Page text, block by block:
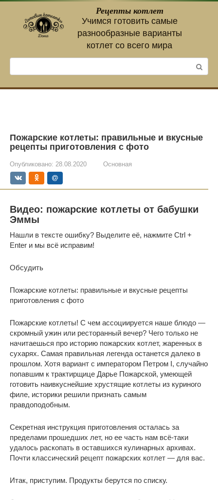
контенту
Рецепты котлет
Учимся готовить самые
разнообразные варианты
котлет со всего мира
Пожарские котлеты: правильные и вкусные
рецепты приготовления с фото
Опубликовано: 28.08.2020 Основная
Видео: пожарские котлеты от бабушки
Эммы
Нашли в тексте ошибку? Выделите её, нажмите Ctrl +
Enter и мы всё исправим!
Обсудить
Пожарские котлеты: правильные и вкусные рецепты
приготовления с фото
Пожарские котлеты! С чем ассоциируется наше блюдо —
скромный ужин или ресторанный вечер? Чего только не
начитаешься про историю пожарских котлет, жаренных в
сухарях. Самая правильная легенда останется далеко в
прошлом. Хотя вариант с императором Петром I, случайно
попавшим к трактирщице Дарье Пожарской, умеющей
готовить наивкуснейшие хрустящие котлеты из куриного
филе, историки решили признать самым
правдоподобным.
Секретная инструкция приготовления осталась за
пределами прошедших лет, но ее часть нам всё-таки
удалось раскопать в оставшихся кулинарных архивах.
Почти классический рецепт пожарских котлет — для вас.
Итак, приступим. Продукты берутся по списку.